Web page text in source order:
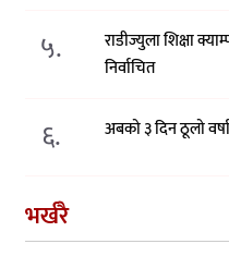
५.
राडीज्युला शिक्षा
निर्वाचित
६. अबको ३ दिन ठूलो
भर्खरै